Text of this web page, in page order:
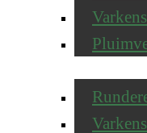
Varkens
Varkens